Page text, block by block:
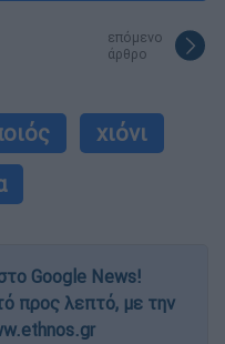
επόμενο
άρθρο
χιόνι
Google News!
προς λεπτό, με την